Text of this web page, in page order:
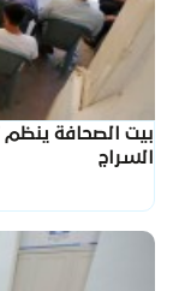
بيت الصحافة ينظم
السراج